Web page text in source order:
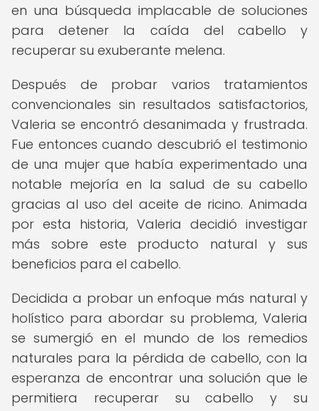
en una búsqueda implacable de soluciones
para detener la caída del cabello y
recuperar su exuberante melena.
Después de probar varios tratamientos
convencionales sin resultados satisfactorios,
Valeria se encontró desanimada y frustrada.
Fue entonces cuando descubrió el testimonio
de una mujer que había experimentado una
notable mejoría en la salud de su cabello
gracias al uso del aceite de ricino. Animada
por esta historia, Valeria decidió investigar
más sobre este producto natural y sus
beneficios para el cabello.
Decidida a probar un enfoque más natural y
holístico para abordar su problema, Valeria
se sumergió en el mundo de los remedios
naturales para la pérdida de cabello, con la
esperanza de encontrar una solución que le
permitiera recuperar su cabello y su